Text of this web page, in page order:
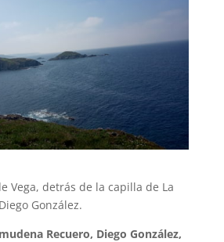
Vega, detrás de la capilla de La
González.
Recuero, Diego González,